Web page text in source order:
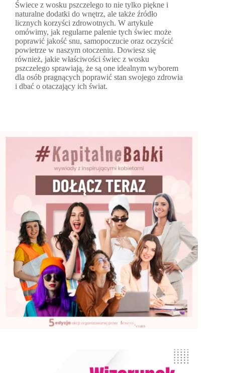
Świece z wosku pszczelego to nie tylko piękne i
naturalne dodatki do wnętrz, ale także źródło
licznych korzyści zdrowotnych. W artykule
omówimy, jak regularne palenie tych świec może
poprawić jakość snu, samopoczucie oraz oczyścić
powietrze w naszym otoczeniu. Dowiesz się
również, jakie właściwości świec z wosku
pszczelego sprawiają, że są one idealnym wyborem
dla osób pragnących poprawić stan swojego zdrowia
i dbać o otaczający ich świat.